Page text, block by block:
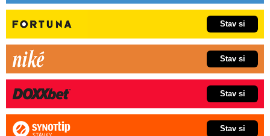
Stav si
Stav si
Stav si
Stav si